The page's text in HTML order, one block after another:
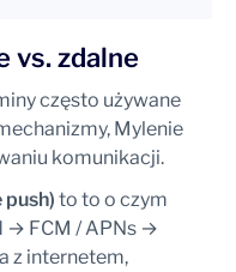
vs. zdalne
często używane
Mylenie
komunikacji.
to to o czym
→ FCM / APNs →
z internetem,